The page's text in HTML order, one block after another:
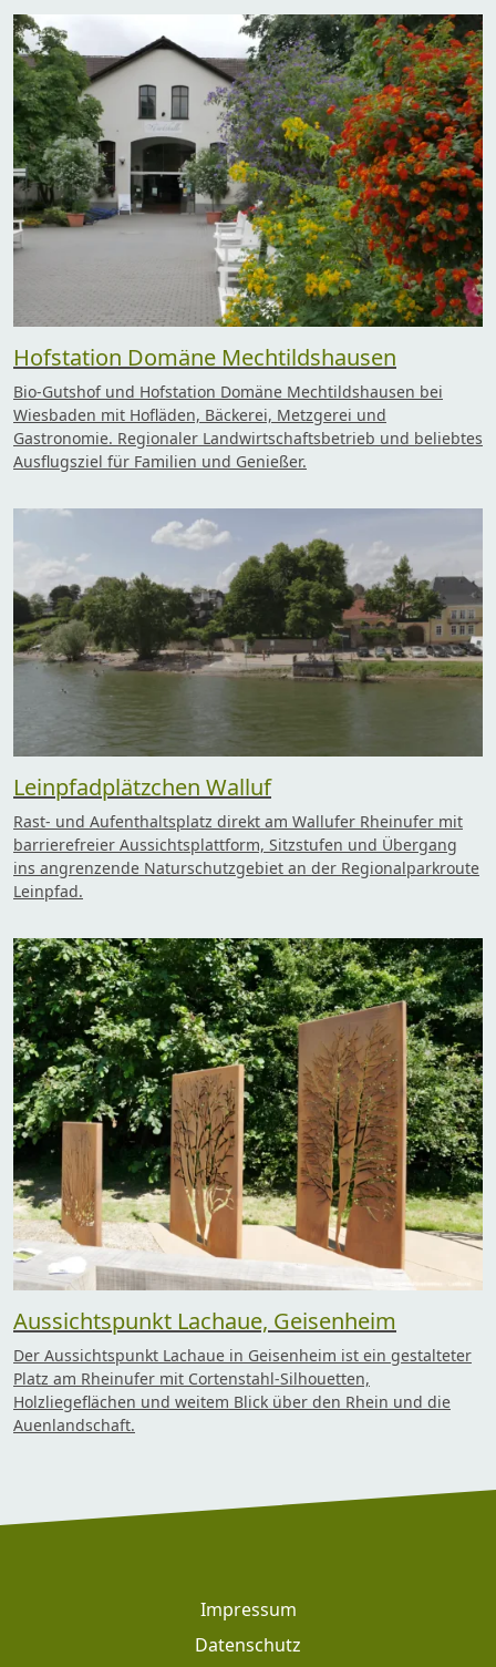
Hofstation Domäne Mechtildshausen
Bio-Gutshof und Hofstation Domäne Mechtildshausen bei
Wiesbaden mit Hofläden, Bäckerei, Metzgerei und
Gastronomie. Regionaler Landwirtschaftsbetrieb und beliebtes
Ausflugsziel für Familien und Genießer.
Leinpfadplätzchen Walluf
Rast- und Aufenthaltsplatz direkt am Wallufer Rheinufer mit
barrierefreier Aussichtsplattform, Sitzstufen und Übergang
ins angrenzende Naturschutzgebiet an der Regionalparkroute
Leinpfad.
Aussichtspunkt Lachaue, Geisenheim
Der Aussichtspunkt Lachaue in Geisenheim ist ein gestalteter
Platz am Rheinufer mit Cortenstahl-Silhouetten,
Holzliegeflächen und weitem Blick über den Rhein und die
Auenlandschaft.
Impressum
Datenschutz